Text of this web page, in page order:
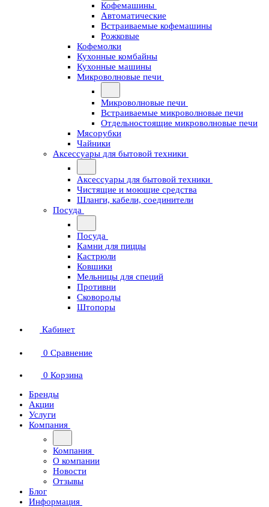
Кофемашины
Автоматические
Встраиваемые кофемашины
Рожковые
Кофемолки
Кухонные комбайны
Кухонные машины
Микроволновые печи
Микроволновые печи
Встраиваемые микроволновые печи
Отдельностоящие микроволновые печи
Мясорубки
Чайники
Аксессуары для бытовой техники
Аксессуары для бытовой техники
Чистящие и моющие средства
Шланги, кабели, соединители
Посуда
Посуда
Камни для пиццы
Кастрюли
Ковшики
Мельницы для специй
Противни
Сковороды
Штопоры
Кабинет
0 Сравнение
0 Корзина
Бренды
Акции
Услуги
Компания
Компания
О компании
Новости
Отзывы
Блог
Информация